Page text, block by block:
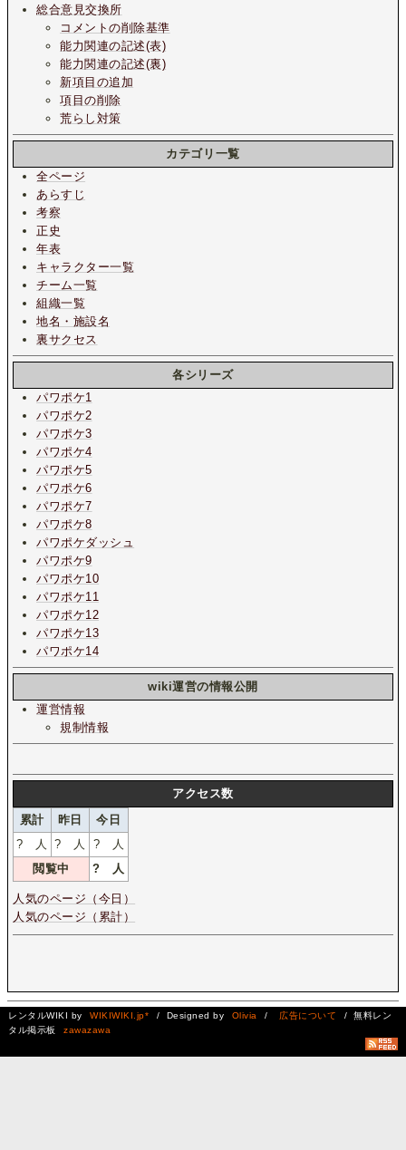
総合意見交換所
コメントの削除基準
能力関連の記述(表)
能力関連の記述(裏)
新項目の追加
項目の削除
荒らし対策
カテゴリ一覧
全ページ
あらすじ
考察
正史
年表
キャラクター一覧
チーム一覧
組織一覧
地名・施設名
裏サクセス
各シリーズ
パワポケ1
パワポケ2
パワポケ3
パワポケ4
パワポケ5
パワポケ6
パワポケ7
パワポケ8
パワポケダッシュ
パワポケ9
パワポケ10
パワポケ11
パワポケ12
パワポケ13
パワポケ14
wiki運営の情報公開
運営情報
規制情報
アクセス数
累計
昨日
今日
? 人 ? 人 ? 人
閲覧中
? 人
人気のページ（今日）
人気のページ（累計）
レンタルWIKI by WIKIWIKI.jp* / Designed by Olivia / 広告について
/ 無料レン
タル掲示板
zawazawa